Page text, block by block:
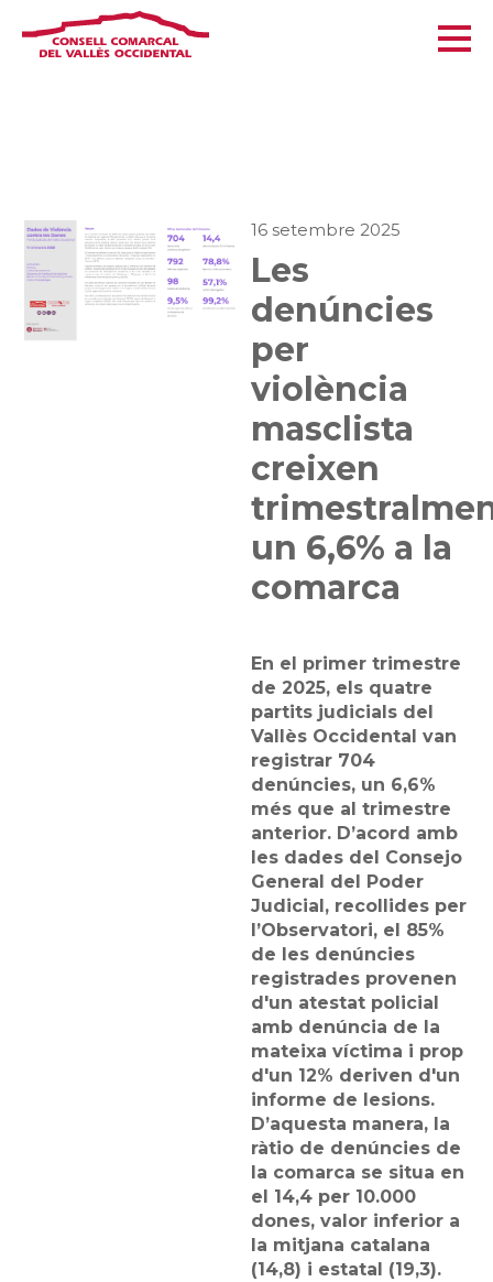
16 setembre 2025
Les
denúncies
per
violència
masclista
creixen
un 6,6% a la
comarca
En el primer trimestre
de 2025, els quatre
partits judicials del
Vallès Occidental van
registrar 704
denúncies, un 6,6%
més que al trimestre
anterior. D’acord amb
les dades del Consejo
General del Poder
Judicial, recollides per
l’Observatori, el 85%
de les denúncies
registrades provenen
d'un atestat policial
amb denúncia de la
mateixa víctima i prop
d'un 12% deriven d'un
informe de lesions.
D’aquesta manera, la
ràtio de denúncies de
la comarca se situa en
el 14,4 per 10.000
dones, valor inferior a
la mitjana catalana
(14,8) i estatal (19,3).